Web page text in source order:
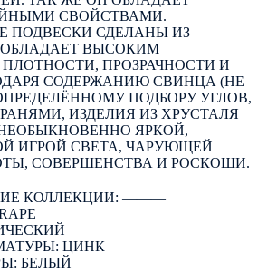
СВОЙСТВАМИ.
ПОДВЕСКИ СДЕЛАНЫ ИЗ
ВЫСОКИМ
ПРОЗРАЧНОСТИ И
СОДЕРЖАНИЮ СВИНЦА (НЕ
ПОДБОРУ УГЛОВ,
ИЗДЕЛИЯ ИЗ ХРУСТАЛЯ
ЯРКОЙ,
ИГРОЙ СВЕТА, ЧАРУЮЩЕЙ
СОВЕРШЕНСТВА И РОСКОШИ.
КОЛЛЕКЦИИ: ―――
ЦИНК
БЕЛЫЙ